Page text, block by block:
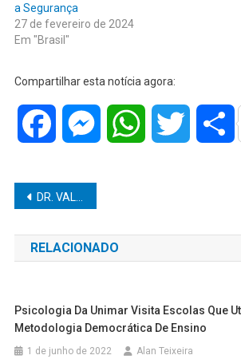
a Segurança
27 de fevereiro de 2024
Em "Brasil"
Compartilhar esta notícia agora:
Facebook MessengerWhatsAppTwitter
Navegação
de
Post
DR. VALDECI FOGAÇA PARTICIPOU HOJE DE REUNIÃO ONLINE COM O DETRAN PARA DEFINIR NOVOS PRAZOS PARA LIBERAÇÃO DE AUTOÇÕES REALIZADA NA PANDEMIA E MUDANÇAS NO NOVO CTB
RELACIONADO
Psicologia Da Unimar Visita Escolas Que
Metodologia Democrática De Ensino
1 de junho de 2022 Alan Teixeira